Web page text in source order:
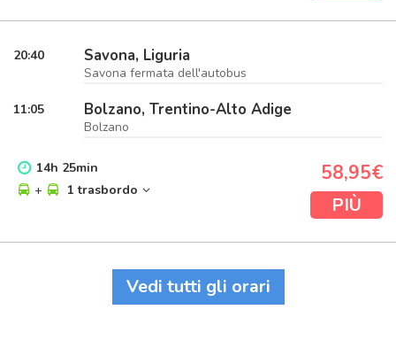
20:40 Savona, Liguria
Savona fermata dell'autobus
11:05 Bolzano, Trentino-Alto Adige
Bolzano
14h 25min
+
1 trasbordo
58,95€
PIÙ
Vedi tutti gli orari